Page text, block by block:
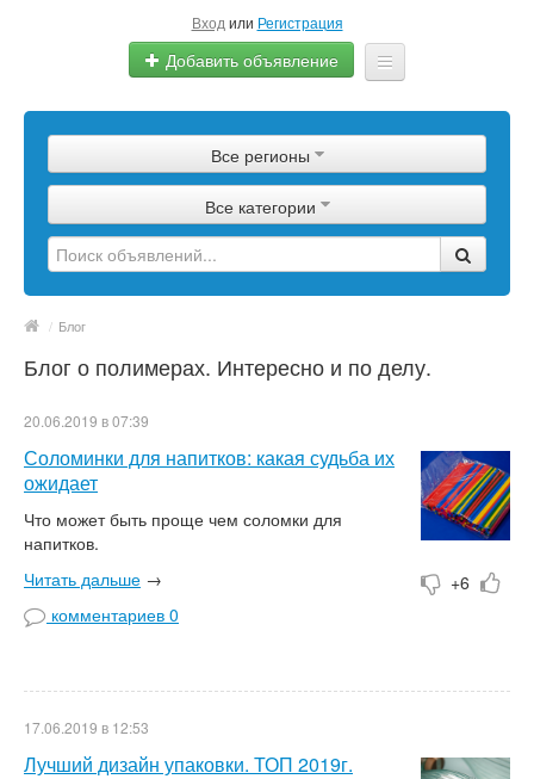
Вход или Регистрация
Добавить объявление
Сырье
Изделия
Оборудование
Еще
Все регионы
Все категории
/ Блог
Блог о полимерах. Интересно и по делу.
20.06.2019 в 07:39
Соломинки для напитков: какая судьба их
ожидает
Что может быть проще чем соломки для
напитков.
Читать дальше →
+6
комментариев 0
17.06.2019 в 12:53
Лучший дизайн упаковки. ТОП 2019г.